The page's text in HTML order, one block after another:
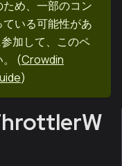
め、一部のコン
いる可能性があ
加して、このペ
(Crowdin
)